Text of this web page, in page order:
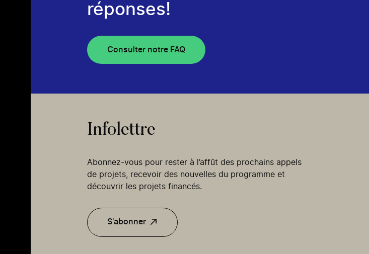
réponses!
Consulter notre FAQ
Infolettre
Abonnez-vous pour rester à l’affût des prochains appels
de projets, recevoir des nouvelles du programme et
découvrir les projets financés.
S'abonner